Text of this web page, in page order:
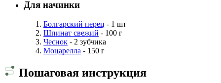
Для начинки
Болгарский перец - 1 шт
Шпинат свежий - 100 г
Чеснок - 2 зубчика
Моцарелла - 150 г
Пошаговая инструкция